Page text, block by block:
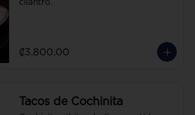
cilantro.
₡3,800.00
Tacos de Cochinita